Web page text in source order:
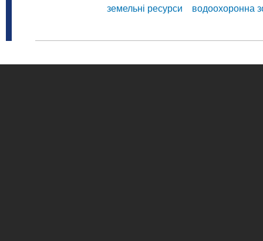
земельні ресурси
водоохоронна